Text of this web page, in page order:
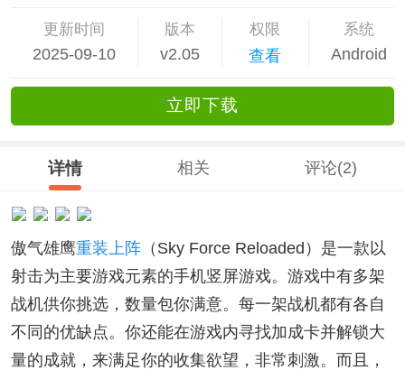
更新时间
2025-09-10
版本
v2.05
权限
查看
系统
Android
立即下载
详情 相关 评论(2)
傲气雄鹰重装上阵（Sky Force Reloaded）是一款以
射击为主要游戏元素的手机竖屏游戏。游戏中有多架
战机供你挑选，数量包你满意。每一架战机都有各自
不同的优缺点。你还能在游戏内寻找加成卡并解锁大
量的成就，来满足你的收集欲望，非常刺激。而且，